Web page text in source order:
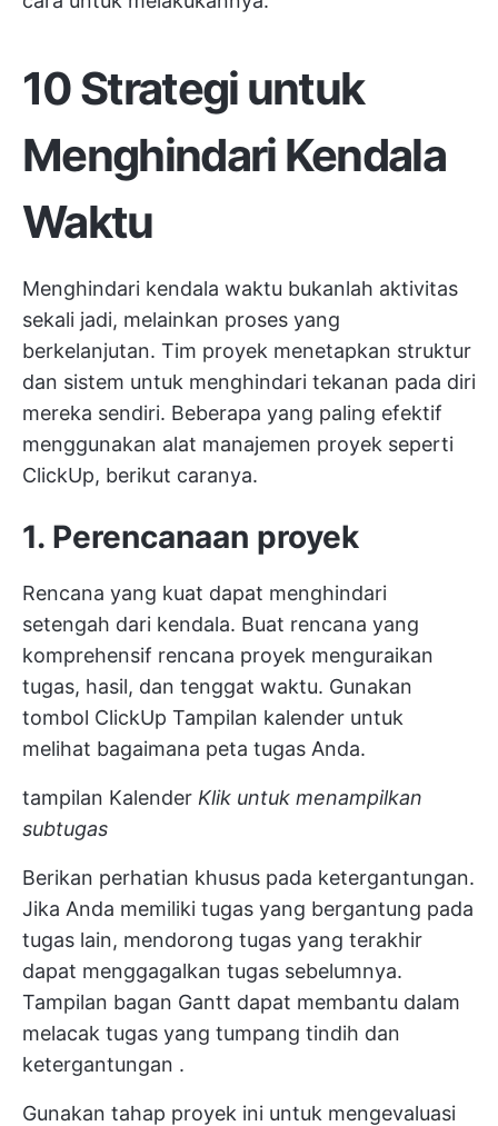
10 Strategi untuk
Menghindari Kendala
Waktu
Menghindari kendala waktu bukanlah aktivitas
sekali jadi, melainkan proses yang
berkelanjutan. Tim proyek menetapkan struktur
dan sistem untuk menghindari tekanan pada diri
mereka sendiri. Beberapa yang paling efektif
menggunakan alat manajemen proyek seperti
ClickUp, berikut caranya.
1. Perencanaan proyek
Rencana yang kuat dapat menghindari
setengah dari kendala. Buat rencana yang
komprehensif rencana proyek menguraikan
tugas, hasil, dan tenggat waktu. Gunakan
tombol ClickUp Tampilan kalender untuk
melihat bagaimana peta tugas Anda.
tampilan Kalender Klik untuk menampilkan
subtugas
Berikan perhatian khusus pada ketergantungan.
Jika Anda memiliki tugas yang bergantung pada
tugas lain, mendorong tugas yang terakhir
dapat menggagalkan tugas sebelumnya.
Tampilan bagan Gantt dapat membantu dalam
melacak tugas yang tumpang tindih dan
ketergantungan .
Gunakan tahap proyek ini untuk mengevaluasi